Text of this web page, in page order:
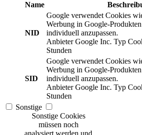
Name
NID
Google verwendet Cookies
Werbung in Google-
individuell anzupassen.
Anbieter Google Inc. Typ
Stunden
SID
Google verwendet Cookies
Werbung in Google-
individuell anzupassen.
Anbieter Google Inc. Typ
Stunden
Sonstige
Sonstige Cookies
müssen noch
analysiert werden und